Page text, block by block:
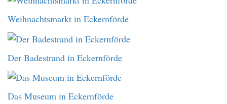
Weihnachtsmarkt in Eckernförde
Der Badestrand in Eckernförde
Das Museum in Eckernförde